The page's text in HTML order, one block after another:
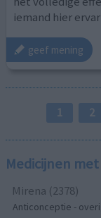
iemand hier
geef mening
1 2
Medicijnen
Mirena (2378)
Anticonceptie -